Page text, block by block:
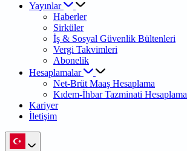
Yayınlar
Haberler
Sirküler
İş & Sosyal Güvenlik Bültenleri
Vergi Takvimleri
Abonelik
Hesaplamalar
Net-Brüt Maaş Hesaplama
Kıdem-İhbar Tazminati Hesaplama
Kariyer
İletişim